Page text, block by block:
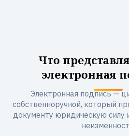
Что
электронная
Электронная подпись —
собственноручной, который
документу юридическую силу